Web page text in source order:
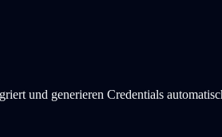
und generieren Credentials